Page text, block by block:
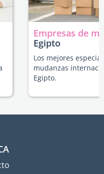
Empresas de
Egipto
Los mejores
mudanzas
Egipto.